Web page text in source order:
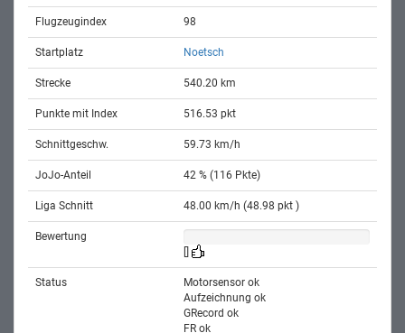
Flugzeugindex 98
Startplatz Noetsch
Strecke 540.20 km
Punkte mit Index 516.53 pkt
Schnittgeschw. 59.73 km/h
JoJo-Anteil 42 % (116 Pkte)
Liga Schnitt 48.00 km/h (48.98 pkt )
Bewertung
Status
Motorsensor ok
Aufzeichnung ok
GRecord ok
FR ok